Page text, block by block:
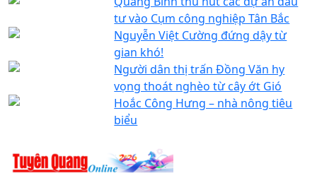
tư vào Cụm công nghiệp Tân Bắc
Nguyễn Việt Cường đứng dậy từ
gian khó!
Người dân thị trấn Đồng Văn hy
vọng thoát nghèo từ cây ớt Gió
Hoắc Công Hưng – nhà nông tiêu
biểu